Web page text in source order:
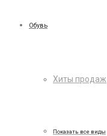
Обувь
Хиты продаж
Показать все виды